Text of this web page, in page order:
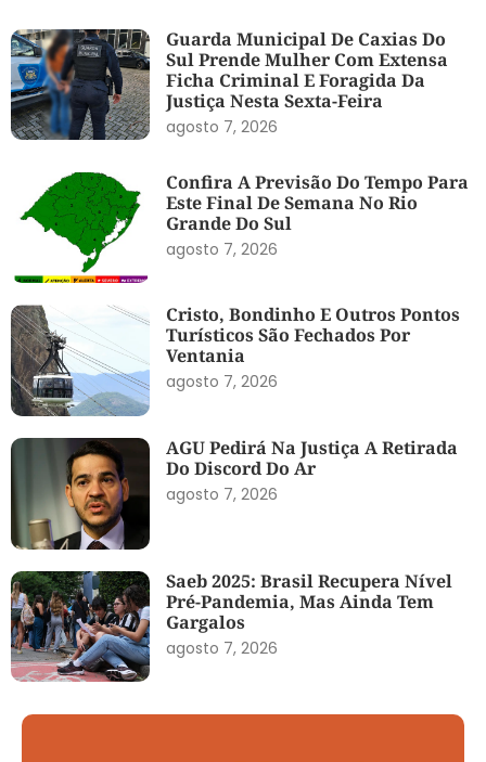
Guarda Municipal De Caxias Do
Sul Prende Mulher Com Extensa
Ficha Criminal E Foragida Da
Justiça Nesta Sexta-Feira
agosto 7, 2026
Confira A Previsão Do Tempo Para
Este Final De Semana No Rio
Grande Do Sul
agosto 7, 2026
Cristo, Bondinho E Outros Pontos
Turísticos São Fechados Por
Ventania
agosto 7, 2026
AGU Pedirá Na Justiça A Retirada
Do Discord Do Ar
agosto 7, 2026
Saeb 2025: Brasil Recupera Nível
Pré-Pandemia, Mas Ainda Tem
Gargalos
agosto 7, 2026